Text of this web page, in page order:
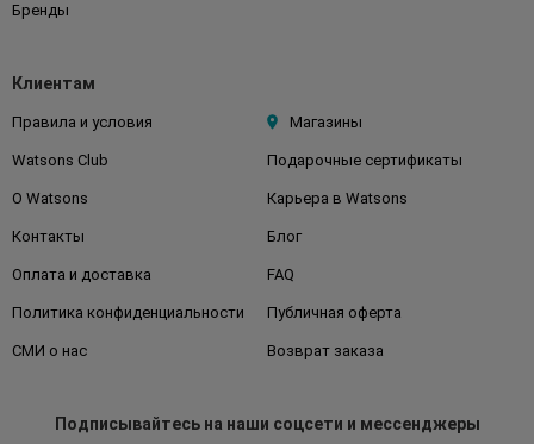
Бренды
Клиентам
Правила и условия Магазины
Watsons Club Подарочные сертификаты
О Watsons Карьера в Watsons
Контакты Блог
Оплата и доставка FAQ
Политика конфиденциальности Публичная оферта
СМИ о нас Возврат заказа
Подписывайтесьна наши соцсети и мессенджеры